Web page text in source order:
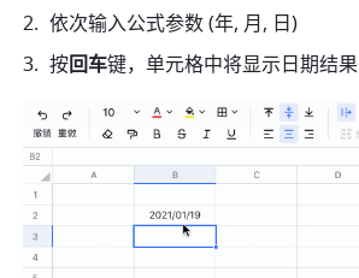
依次输入公式参数 (年, 月, 日)
按回车键，单元格中将显示日期结果